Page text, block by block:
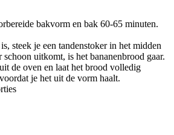
bakvorm en bak 60-65 minuten.
steek je een tandenstoker in het midden
uitkomt, is het bananenbrood gaar.
de oven en laat het brood volledig
je het uit de vorm haalt.